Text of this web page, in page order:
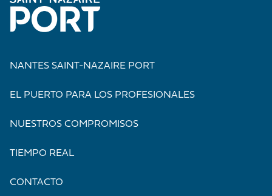
NANTES SAINT-NAZAIRE PORT
EL PUERTO PARA LOS PROFESIONALES
NUESTROS COMPROMISOS
TIEMPO REAL
CONTACTO